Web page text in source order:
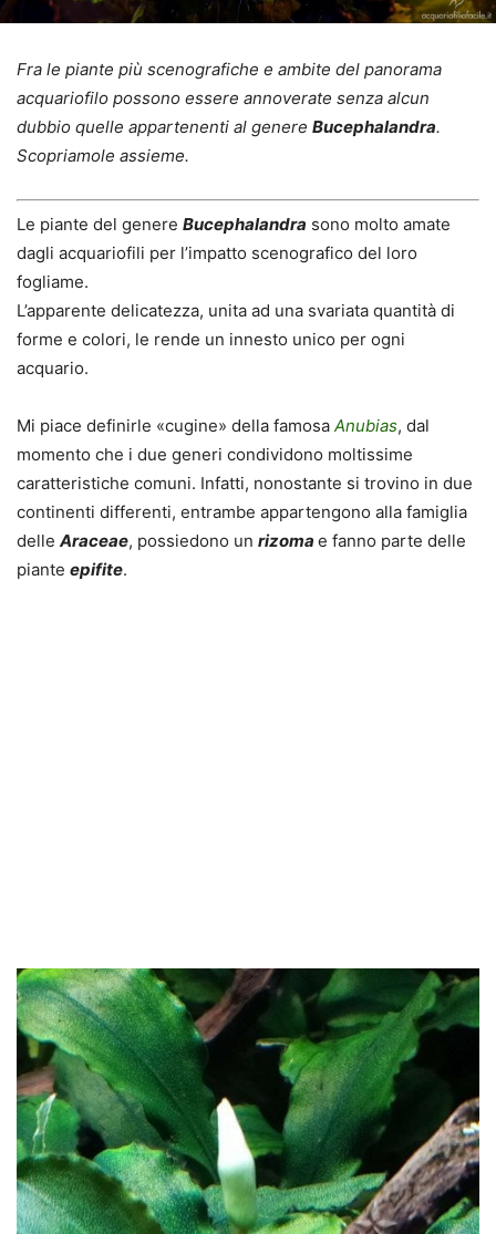
Fra le piante più scenografiche e ambite del panorama
acquariofilo possono essere annoverate senza alcun
dubbio quelle appartenenti al genere Bucephalandra.
Scopriamole assieme.
Le piante del genere Bucephalandra sono molto amate
dagli acquariofili per l’impatto scenografico del loro
fogliame.
L’apparente delicatezza, unita ad una svariata quantità di
forme e colori, le rende un innesto unico per ogni
acquario.
Mi piace definirle «cugine» della famosa Anubias, dal
momento che i due generi condividono moltissime
caratteristiche comuni. Infatti, nonostante si trovino in due
continenti differenti, entrambe appartengono alla famiglia
delle Araceae, possiedono un rizoma e fanno parte delle
piante epifite.